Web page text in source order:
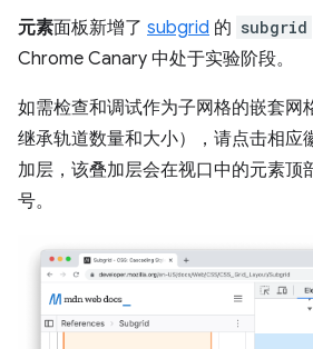
元素面板新增了 subgrid 的 subgrid
Chrome Canary 中处于实验阶段。
如需检查和调试作为子网格的嵌套网
继承轨道数量和大小），请点击相应
加层，该叠加层会在视口中的元素顶
号。